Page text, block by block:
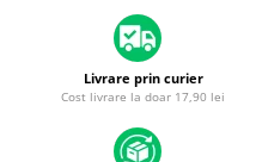
A1297 (Unibody 17” 2009-2011)
A1342 (Unibody 13” 2009-2010)
Piese & Accesorii iPhone
Livrare prin curier
Cost livrare la doar 17,90 lei